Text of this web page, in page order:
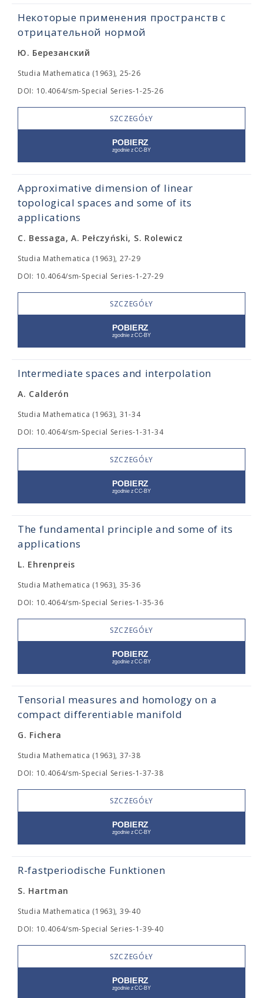
Некоторые применения пространств с
отрицательной нормой
Ю. Березанский
Studia Mathematica (1963), 25-26
DOI: 10.4064/sm-Special Series-1-25-26
SZCZEGÓŁY
Approximative dimension of linear
topological spaces and some of its
applications
C. Bessaga, A. Pełczyński, S. Rolewicz
Studia Mathematica (1963), 27-29
DOI: 10.4064/sm-Special Series-1-27-29
SZCZEGÓŁY
Intermediate spaces and interpolation
A. Calderón
Studia Mathematica (1963), 31-34
DOI: 10.4064/sm-Special Series-1-31-34
SZCZEGÓŁY
The fundamental principle and some of its
applications
L. Ehrenpreis
Studia Mathematica (1963), 35-36
DOI: 10.4064/sm-Special Series-1-35-36
SZCZEGÓŁY
Tensorial measures and homology on a
compact differentiable manifold
G. Fichera
Studia Mathematica (1963), 37-38
DOI: 10.4064/sm-Special Series-1-37-38
SZCZEGÓŁY
R-fastperiodische Funktionen
S. Hartman
Studia Mathematica (1963), 39-40
DOI: 10.4064/sm-Special Series-1-39-40
SZCZEGÓŁY